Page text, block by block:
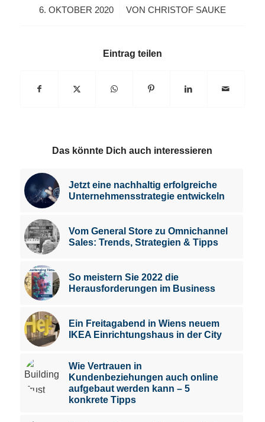
6. OKTOBER 2020
/ VON CHRISTOF SAUKE
Eintrag teilen
Das könnte Dich auch interessieren
Jetzt eine nachhaltig erfolgreiche
Unternehmensstrategie entwickeln
Vom General Store zu Omnichannel
Sales: Trends, Strategien & Tipps
So meistern Sie 2022 die
Herausforderungen im Business
Ein Freitagabend in Wiens neuem
IKEA Einrichtungshaus in der City
Wie Vertrauen in
Kundenbeziehungen auch online
aufgebaut werden kann – 5
konkrete Tipps